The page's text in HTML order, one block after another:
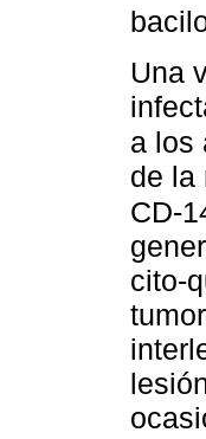
Una
a los
de la
CD-
cito-